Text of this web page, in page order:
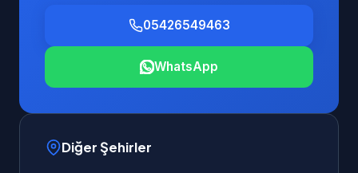
05426549463
WhatsApp
Diğer Şehirler